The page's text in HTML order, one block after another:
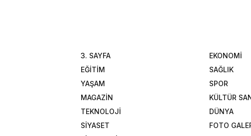
3. SAYFA
EKONOMİ
EĞİTİM
SAĞLIK
YAŞAM
SPOR
MAGAZİN
KÜLTÜR
TEKNOLOJİ
DÜNYA
SİYASET
FOTO